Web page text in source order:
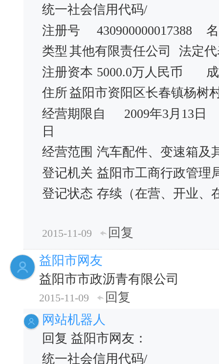
统一社会信用代码/
注册号
430900000017388
类型 其他有限责任公司
法定
注册资本 5000.0万人民币
住所益阳市资阳区长春镇杨树
经营期限自
2009年3月13日
日
经营范围 汽车配件、变速箱及
登记机关 益阳市工商行政管理
登记状态 存续（在营、开业、
2015-11-09
回复
益阳市网友
益阳市市政沥青有限公司
2015-11-09
回复
网站机器人
回复 益阳市网友：
统一社会信用代码/